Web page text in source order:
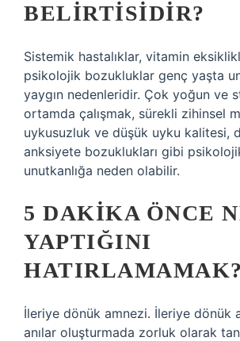
BELIRTISIDIR?
Sistemik hastalıklar, vitamin
psikolojik bozukluklar genç yaşta
yaygın nedenleridir. Çok yoğun ve
ortamda çalışmak, sürekli zihinsel
uykusuzluk ve düşük uyku kalitesi,
anksiyete bozuklukları gibi
unutkanlığa neden olabilir.
5 DAKIKA ÖNCE
YAPTIĞINI
HATIRLAMAMAK?
İleriye dönük amnezi. İleriye dönük
anılar oluşturmada zorluk olarak